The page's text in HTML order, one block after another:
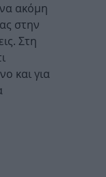
ακόμη
στην
Στη
και για